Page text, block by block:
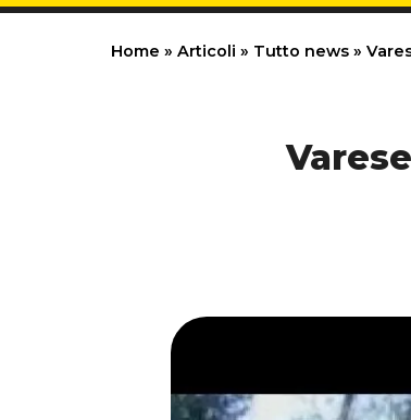
Home » Articoli » Tutto news »